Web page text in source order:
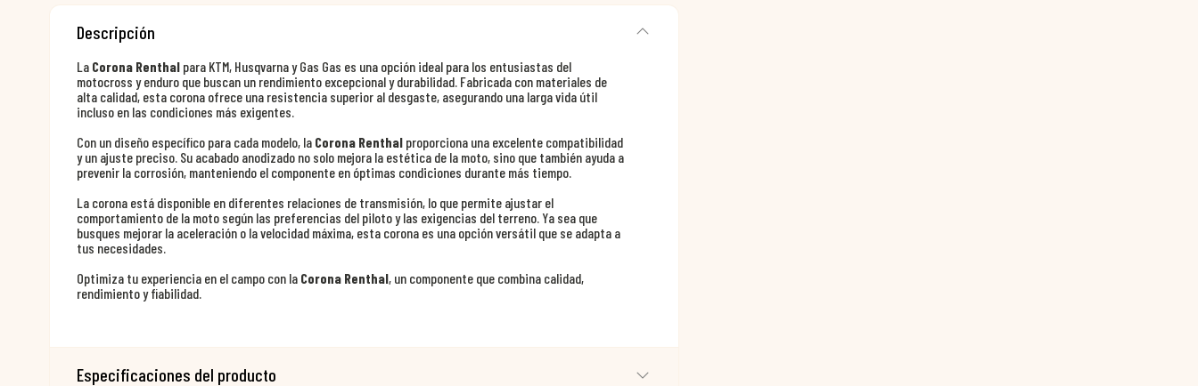
Descripción
La Corona Renthal para KTM, Husqvarna y Gas Gas es una opción ideal para los entusiastas del
motocross y enduro que buscan un rendimiento excepcional y durabilidad. Fabricada con materiales de
alta calidad, esta corona ofrece una resistencia superior al desgaste, asegurando una larga vida útil
incluso en las condiciones más exigentes.
Con un diseño específico para cada modelo, la Corona Renthal proporciona una excelente compatibilidad
y un ajuste preciso. Su acabado anodizado no solo mejora la estética de la moto, sino que también ayuda a
prevenir la corrosión, manteniendo el componente en óptimas condiciones durante más tiempo.
La corona está disponible en diferentes relaciones de transmisión, lo que permite ajustar el
comportamiento de la moto según las preferencias del piloto y las exigencias del terreno. Ya sea que
busques mejorar la aceleración o la velocidad máxima, esta corona es una opción versátil que se adapta a
tus necesidades.
Optimiza tu experiencia en el campo con la Corona Renthal, un componente que combina calidad,
rendimiento y fiabilidad.
Especificaciones del producto